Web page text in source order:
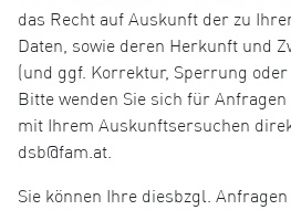
das Recht auf Auskunft der zu
Daten, sowie deren Herkunft und
(und ggf. Korrektur, Sperrung
Bitte wenden Sie sich für
mit Ihrem Auskunftsersuchen
dsb@fam.at.
Sie können Ihre diesbzgl.